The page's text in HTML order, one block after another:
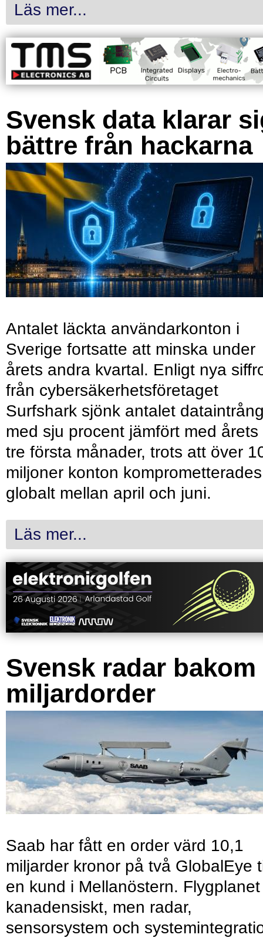
Läs mer...
Svensk data klarar
bättre från hackarna
Antalet läckta användarkonton i
Sverige fortsatte att minska under
årets andra kvartal. Enligt nya
från cybersäkerhetsföretaget
Surfshark sjönk antalet
med sju procent jämfört med årets
tre första månader, trots att över
miljoner konton komprometterades
globalt mellan april och juni.
Läs mer...
Svensk radar bakom
miljardorder
Saab har fått en order värd 10,1
miljarder kronor på två GlobalEye
en kund i Mellanöstern.
kanadensiskt, men radar,
sensorsystem och